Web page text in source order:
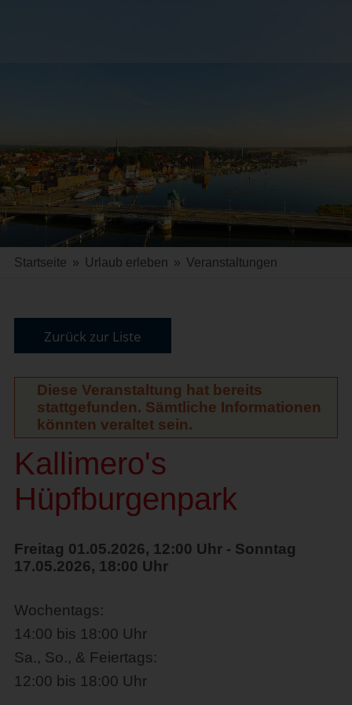
Startseite » Urlaub erleben » Veranstaltungen
Zurück zur Liste
Diese Veranstaltung hat bereits
stattgefunden. Sämtliche Informationen
könnten veraltet sein.
Kallimero's
Hüpfburgenpark
Freitag 01.05.2026, 12:00 Uhr - Sonntag
17.05.2026, 18:00 Uhr
Wochentags:
14:00 bis 18:00 Uhr
Sa., So., & Feiertags:
12:00 bis 18:00 Uhr